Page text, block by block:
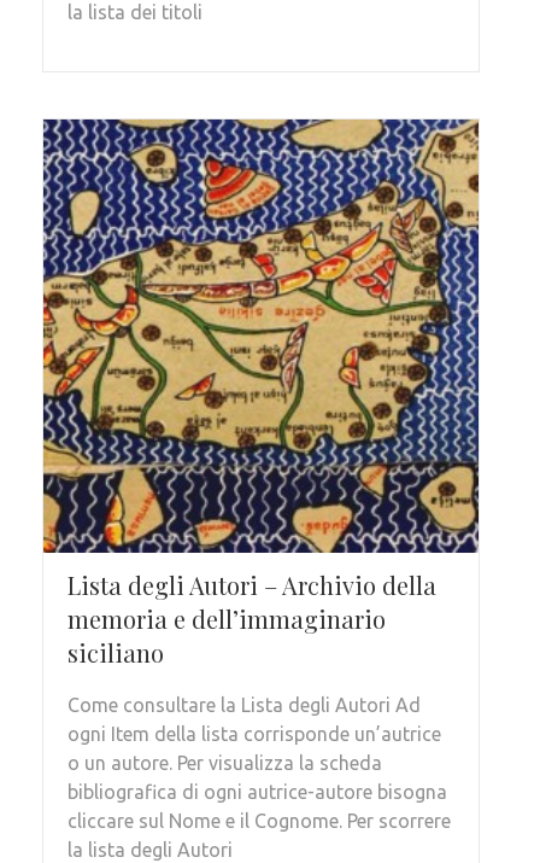
la lista dei titoli
Lista degli Autori – Archivio della
memoria e dell’immaginario
siciliano
Come consultare la Lista degli Autori Ad
ogni Item della lista corrisponde un’autrice
o un autore. Per visualizza la scheda
bibliografica di ogni autrice-autore bisogna
cliccare sul Nome e il Cognome. Per scorrere
la lista degli Autori